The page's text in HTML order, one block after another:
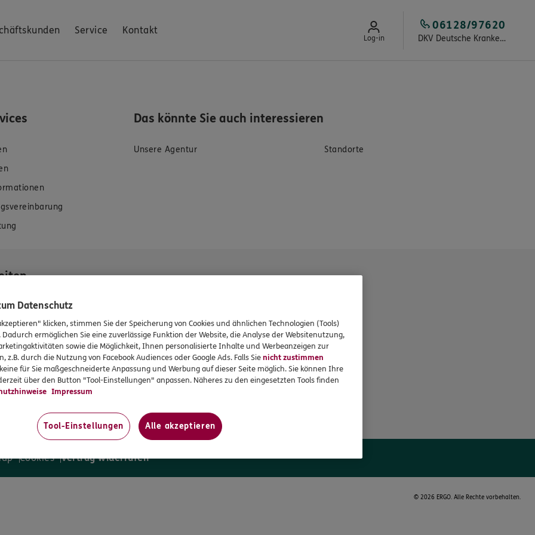
Service Kontakt
Log-in DKV Deutsche Krankenversicherung Lars Bernotat
06128/97620
Das könnte Sie auch interessieren
Unsere Agentur Standorte
sind Termine auch außerhalb
Cookies Vertrag widerrufen
© 2026 ERGO. Alle Rechte vorbehalten.
Datenschutz
klicken, stimmen Sie der Speicherung von Cookies und ähnlichen Technologien (Tools)
ermöglichen Sie eine zuverlässige Funktion der Website, die Analyse der Websitenutzung,
sowie die Möglichkeit, Ihnen personalisierte Inhalte und Werbeanzeigen zur
z.B. durch die Nutzung von Facebook Audiences oder Google Ads. Falls Sienicht zustimmen
für Sie maßgeschneiderte Anpassung und Werbung auf dieser Seite möglich. Sie können Ihre
über den Button "Tool-Einstellungen" anpassen. Näheres zu den eingesetzten Tools finden
Impressum
Tool-Einstellungen Alle akzeptieren